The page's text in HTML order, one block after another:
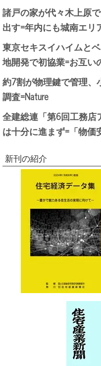
諸戸の家が代々木上原
出す=年内にも城南エリ
東京セキスイハイムと
地開発で初協業=お互
約7割が物理鍵で管理
調査=Nature
全建総連「第6回工務
は十分に進まず=「物
新刊の紹介